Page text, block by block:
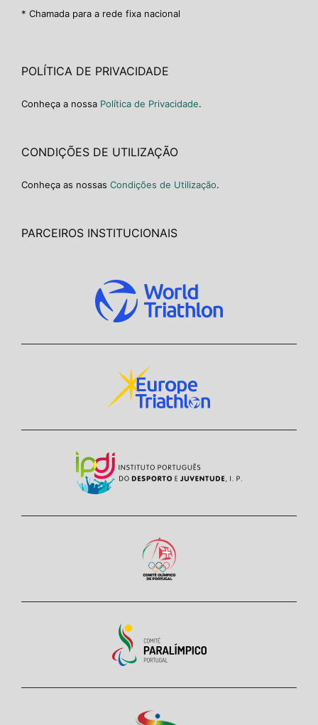
* Chamada para a rede fixa nacional
POLÍTICA DE PRIVACIDADE
Conheça a nossa Política de Privacidade.
CONDIÇÕES DE UTILIZAÇÃO
Conheça as nossas Condições de Utilização.
PARCEIROS INSTITUCIONAIS